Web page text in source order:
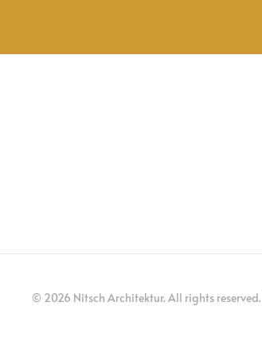
© 2026 Nitsch Architektur. All rights reserved.|